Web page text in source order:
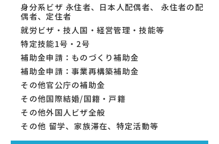
身分系ビザ 永住者、日本人配偶者、 永住者の配
偶者、定住者
就労ビザ・技人国・経営管理・技能等
特定技能1号・2号
補助金申請：ものづくり補助金
補助金申請：事業再構築補助金
その他官公庁の補助金
その他国際結婚/国籍・戸籍
その他外国人ビザ全般
その他 留学、家族滞在、特定活動等